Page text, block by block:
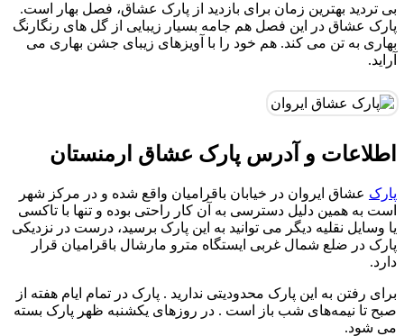
بی تردید بهترین زمان برای بازدید از پارک عشاق، فصل بهار است.
پارک عشاق در این فصل هم جامه بسیار زیبایی از گل های رنگارنگ
بهاری به تن می کند. هم خود را با آویزهای زیبای جشن بهاری می
آراید.
اطلاعات و آدرس پارک عشاق ارمنستان
پارک عشاق ایروان در خیابان باقرامیان واقع شده و در مرکز شهر
است به همین دلیل دسترسی به آن کار راحتی بوده و تنها با تاکسی
یا وسایل نقلیه دیگر می توانید به این پارک برسید، درست در نزدیکی
پارک در ضلع شمال غربی ایستگاه مترو مارشال باقرامیان قرار
دارد.
برای رفتن به این پارک محدودیتی ندارید . پارک در تمام ایام هفته از
صبح تا نیمه‌های شب باز است . در روزهای یکشنبه ظهر پارک بسته
می شود.